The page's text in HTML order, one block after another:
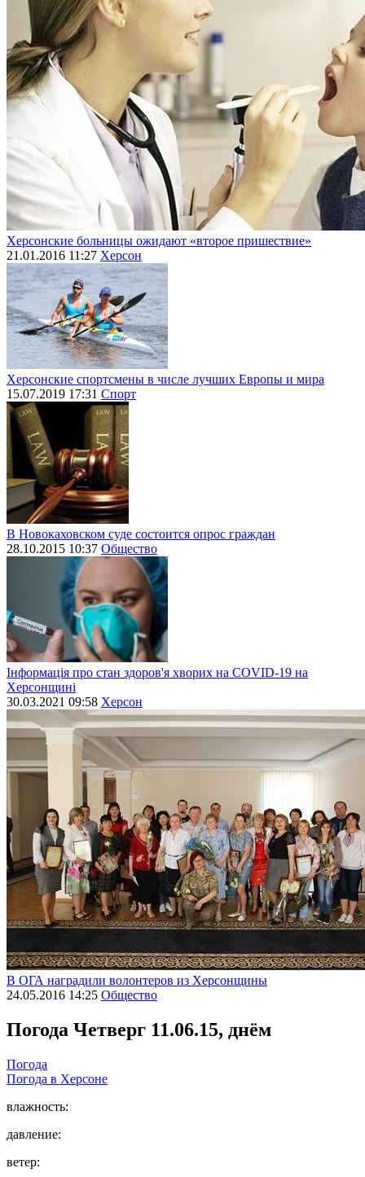
Херсонские больницы ожидают «второе пришествие»
21.01.2016 11:27 Херсон
Херсонские спортсмены в числе лучших Европы и мира
15.07.2019 17:31 Спорт
В Новокаховском суде состоится опрос граждан
28.10.2015 10:37 Общество
Інформація про стан здоров'я хворих на СОVID-19 на
Херсонщині
30.03.2021 09:58 Херсон
В ОГА наградили волонтеров из Херсонщины
24.05.2016 14:25 Общество
Погода Четверг 11.06.15, днём
Погода
Погода в Херсоне
влажность:
давление:
ветер: